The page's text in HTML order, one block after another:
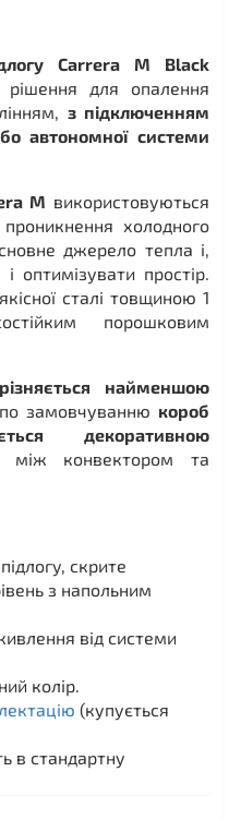
Carrera M Black
для опалення
з підключенням
автономної системи
M використовуються
холодного
джерело тепла і,
оптимізувати простір.
сталі товщиною 1
порошковим
найменшою
замовчуванню короб
декоративною
конвектором та
скрите
з напольним
від системи
колір.
(купується
в стандартну